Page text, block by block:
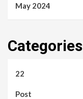
May 2024
Categories
22
Post